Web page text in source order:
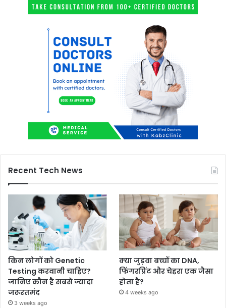
Recent Tech News
किन लोगों को Genetic
Testing करवानी चाहिए?
जानिए कौन है सबसे ज्यादा
जरूरतमंद
3 weeks ago
क्या जुड़वा बच्चों का DNA,
फिंगरप्रिंट और चेहरा एक जैसा
होता है?
4 weeks ago